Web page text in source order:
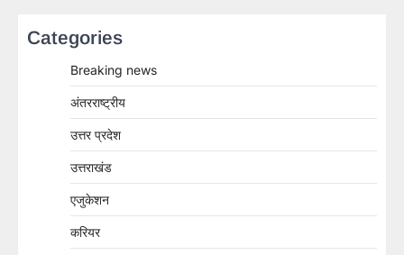
Categories
Breaking news
अंतरराष्ट्रीय
उत्तर प्रदेश
उत्तराखंड
एजुकेशन
करियर